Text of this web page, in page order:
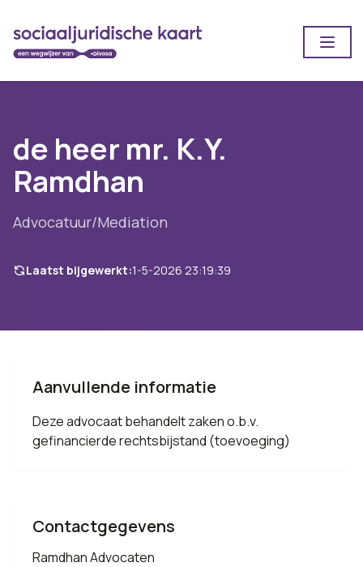
de heer mr. K.Y.
Ramdhan
Advocatuur/Mediation
Laatst bijgewerkt:1-5-2026 23:19:39
Aanvullende informatie
Deze advocaat behandelt zaken o.b.v.
gefinancierde rechtsbijstand (toevoeging)
Contactgegevens
Ramdhan Advocaten